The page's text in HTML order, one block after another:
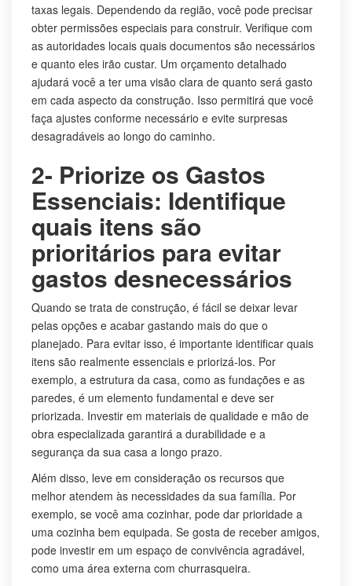
taxas legais. Dependendo da região, você pode precisar
obter permissões especiais para construir. Verifique com
as autoridades locais quais documentos são necessários
e quanto eles irão custar. Um orçamento detalhado
ajudará você a ter uma visão clara de quanto será gasto
em cada aspecto da construção. Isso permitirá que você
faça ajustes conforme necessário e evite surpresas
desagradáveis ao longo do caminho.
2- Priorize os Gastos
Essenciais: Identifique
quais itens são
prioritários para evitar
gastos desnecessários
Quando se trata de construção, é fácil se deixar levar
pelas opções e acabar gastando mais do que o
planejado. Para evitar isso, é importante identificar quais
itens são realmente essenciais e priorizá-los. Por
exemplo, a estrutura da casa, como as fundações e as
paredes, é um elemento fundamental e deve ser
priorizada. Investir em materiais de qualidade e mão de
obra especializada garantirá a durabilidade e a
segurança da sua casa a longo prazo.
Além disso, leve em consideração os recursos que
melhor atendem às necessidades da sua família. Por
exemplo, se você ama cozinhar, pode dar prioridade a
uma cozinha bem equipada. Se gosta de receber amigos,
pode investir em um espaço de convivência agradável,
como uma área externa com churrasqueira.